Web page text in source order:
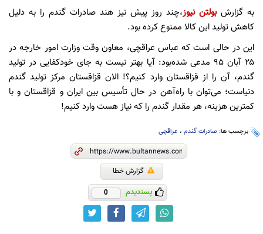
به گزارشبولتن نیوز،چند روز پیش نیز هند صادرات گندم را به دلیل
کاهش تولید این کالا ممنوع کرده بود.
این در حالی است که عباس عراقچی، معاون وقت وزارت امور خارجه در
۲۵ آبان ۹۵ مدعی شده‌بود: آیا بهتر نیست به جای خودکفایی در تولید
گندم، آن را از قزاقستان وارد کنیم؟! الان قزاقستان مرکز تولید گندم
دنیاست؛ می‌توان با راه‌آهن در حال تأسیس بین ایران و قزاقستان و با
کمترین هزینه، هر مقدار گندم را که نیاز هست وارد کنیم!
برچسب ها: صادرات گندم ، عراقچی
گزارش خطا
پسندیدم 0